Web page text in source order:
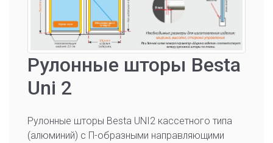
Рулонные шторы Besta
Uni 2
Рулонные шторы Besta UNI2 кассетного типа
(алюминий) с П-образными направляющими